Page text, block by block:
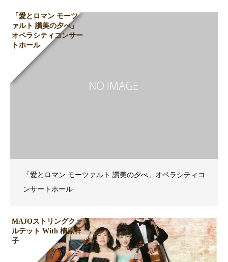
「愛とロマン モーツ
ァルト 讚美の夕べ」
オペラシティコンサー
トホール
「愛とロマン モーツァルト 讚美の夕べ」オペラシティコ
ンサートホール
MAJOストリングクァ
ルテット With 楠原祥
子